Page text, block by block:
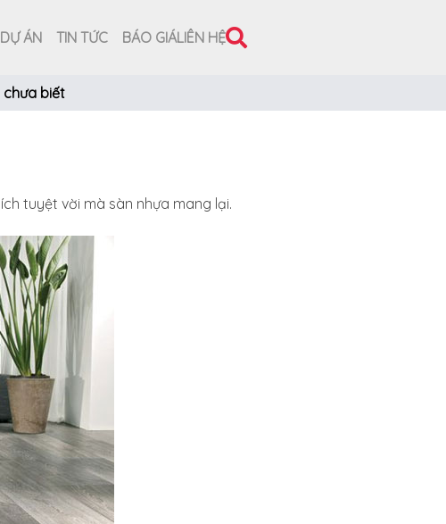
DỰ ÁN TIN TỨC BÁO GIÁLIÊN HỆ
chưa biết
tuyệt vời mà sàn nhựa mang lại.